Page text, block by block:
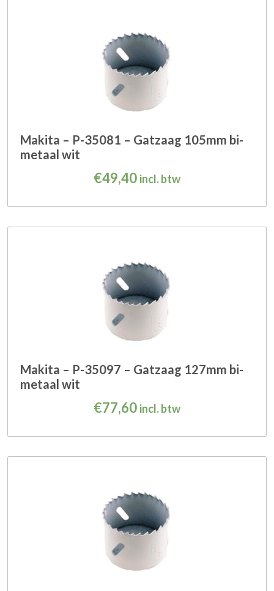
Makita – P-35081 – Gatzaag 105mm bi-
metaal wit
€49,40 incl. btw
Makita – P-35097 – Gatzaag 127mm bi-
metaal wit
€77,60 incl. btw